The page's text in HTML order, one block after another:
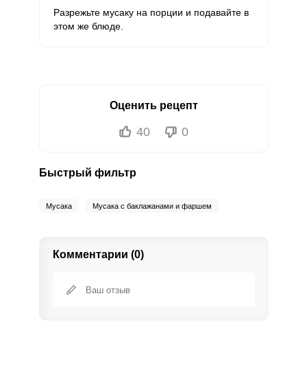
Разрежьте мусаку на порции и подавайте в
этом же блюде.
Оценить рецепт
40 0
Быстрый фильтр
Мусака Мусака с баклажанами и фаршем
Комментарии (0)